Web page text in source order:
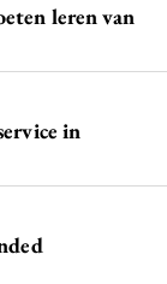
leren van
in